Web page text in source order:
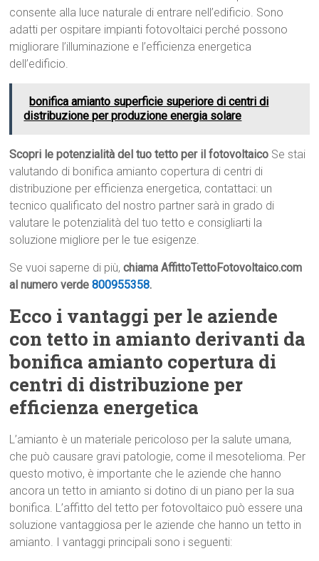
consente alla luce naturale di entrare nell’edificio. Sono
adatti per ospitare impianti fotovoltaici perché possono
migliorare l’illuminazione e l’efficienza energetica
dell’edificio.
bonifica amianto superficie superiore di centri di
distribuzione per produzione energia solare
Scopri le potenzialità del tuo tetto per il fotovoltaico Se stai
valutando di bonifica amianto copertura di centri di
distribuzione per efficienza energetica, contattaci: un
tecnico qualificato del nostro partner sarà in grado di
valutare le potenzialità del tuo tetto e consigliarti la
soluzione migliore per le tue esigenze.
Se vuoi saperne di più,chiama AffittoTettoFotovoltaico.com
al numero verde800955358.
Ecco i vantaggi per le aziende
con tetto in amianto derivanti da
bonifica amianto copertura di
centri di distribuzione per
efficienza energetica
L’amianto è un materiale pericoloso per la salute umana,
che può causare gravi patologie, come il mesotelioma. Per
questo motivo, è importante che le aziende che hanno
ancora un tetto in amianto si dotino di un piano per la sua
bonifica. L’affitto del tetto per fotovoltaico può essere una
soluzione vantaggiosa per le aziende che hanno un tetto in
amianto. I vantaggi principali sono i seguenti: